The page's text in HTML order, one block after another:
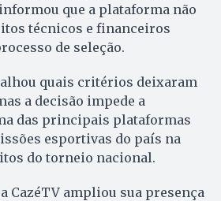
que a plataforma não
técnicos e financeiros
de seleção.
quais critérios deixaram
a decisão impede a
das principais plataformas
esportivas do país na
do torneio nacional.
CazéTV ampliou sua presença